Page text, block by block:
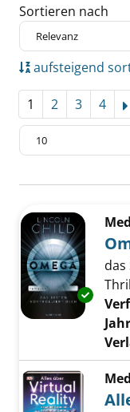
Sortieren nach
aufsteigend
1 2 3 4
Zu den Suchfiltern